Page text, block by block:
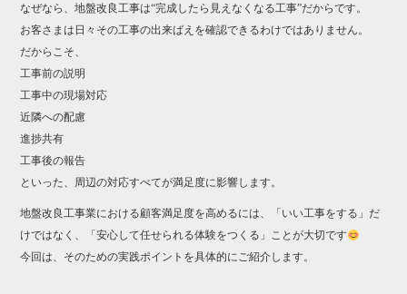
なぜなら、地盤改良工事は“完成したら見えなくなる工事”だからです。
お客さまは日々その工事の出来ばえを確認できるわけではありません。
だからこそ、
工事前の説明
工事中の現場対応
近隣への配慮
進捗共有
工事後の報告
といった、周辺の対応すべてが満足度に影響します。
地盤改良工事業における顧客満足度を高めるには、「いい工事をする」だ
けではなく、「安心して任せられる体験をつくる」ことが大切です
今回は、そのための実践ポイントを具体的にご紹介します。